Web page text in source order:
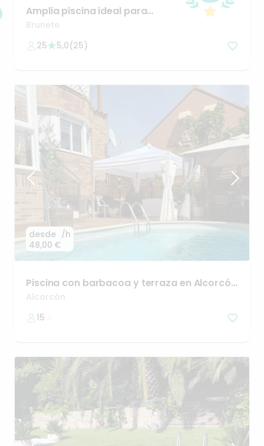
Amplia piscina ideal para
reuniones
Brunete
25
5,0(25)
desde
48,00 €
/h
Piscina con barbacoa y terraza en Alcorcón
🌞🫧
Alcorcón
15